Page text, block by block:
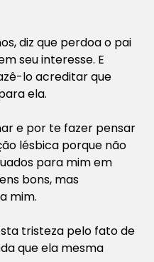
diz que perdoa o pai
seu interesse. E
lo acreditar que
ela.
e por te fazer pensar
lésbica porque não
para mim em
bons, mas
mim.
tristeza pelo fato de
que ela mesma